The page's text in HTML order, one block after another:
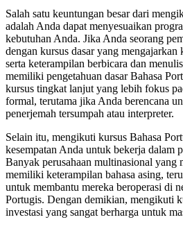
Salah satu keuntungan besar dari
adalah Anda dapat menyesuaikan
kebutuhan Anda. Jika Anda seorang
dengan kursus dasar yang mengajarkan
serta keterampilan berbicara dan
memiliki pengetahuan dasar Bahasa
kursus tingkat lanjut yang lebih fokus
formal, terutama jika Anda berencana
penerjemah tersumpah atau interpreter.
Selain itu, mengikuti kursus Bahasa
kesempatan Anda untuk bekerja dalam
Banyak perusahaan multinasional yang
memiliki keterampilan bahasa asing,
untuk membantu mereka beroperasi di
Portugis. Dengan demikian, mengikuti
investasi yang sangat berharga untuk